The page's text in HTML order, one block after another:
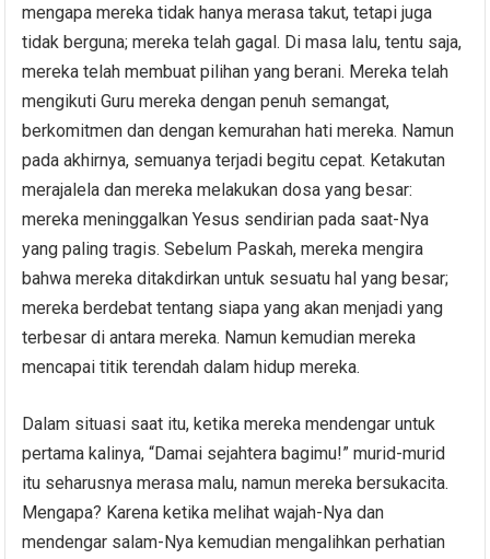
mengapa mereka tidak hanya merasa takut, tetapi juga
tidak berguna; mereka telah gagal. Di masa lalu, tentu saja,
mereka telah membuat pilihan yang berani. Mereka telah
mengikuti Guru mereka dengan penuh semangat,
berkomitmen dan dengan kemurahan hati mereka. Namun
pada akhirnya, semuanya terjadi begitu cepat. Ketakutan
merajalela dan mereka melakukan dosa yang besar:
mereka meninggalkan Yesus sendirian pada saat-Nya
yang paling tragis. Sebelum Paskah, mereka mengira
bahwa mereka ditakdirkan untuk sesuatu hal yang besar;
mereka berdebat tentang siapa yang akan menjadi yang
terbesar di antara mereka. Namun kemudian mereka
mencapai titik terendah dalam hidup mereka.
Dalam situasi saat itu, ketika mereka mendengar untuk
pertama kalinya, “Damai sejahtera bagimu!” murid-murid
itu seharusnya merasa malu, namun mereka bersukacita.
Mengapa? Karena ketika melihat wajah-Nya dan
mendengar salam-Nya kemudian mengalihkan perhatian